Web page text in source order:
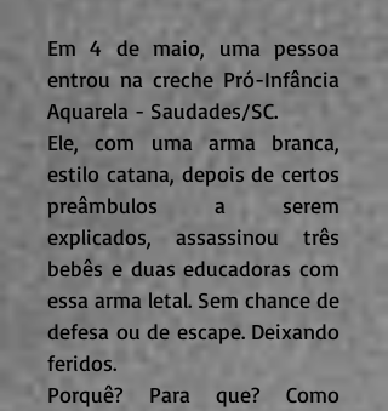
Em 4 de maio, uma pessoa
entrou na creche Pró-Infância
Aquarela - Saudades/SC.
Ele, com uma arma branca,
estilo catana, depois de certos
preâmbulos a serem
explicados, assassinou três
bebês e duas educadoras com
essa arma letal. Sem chance de
defesa ou de escape. Deixando
feridos.
Porquê? Para que? Como